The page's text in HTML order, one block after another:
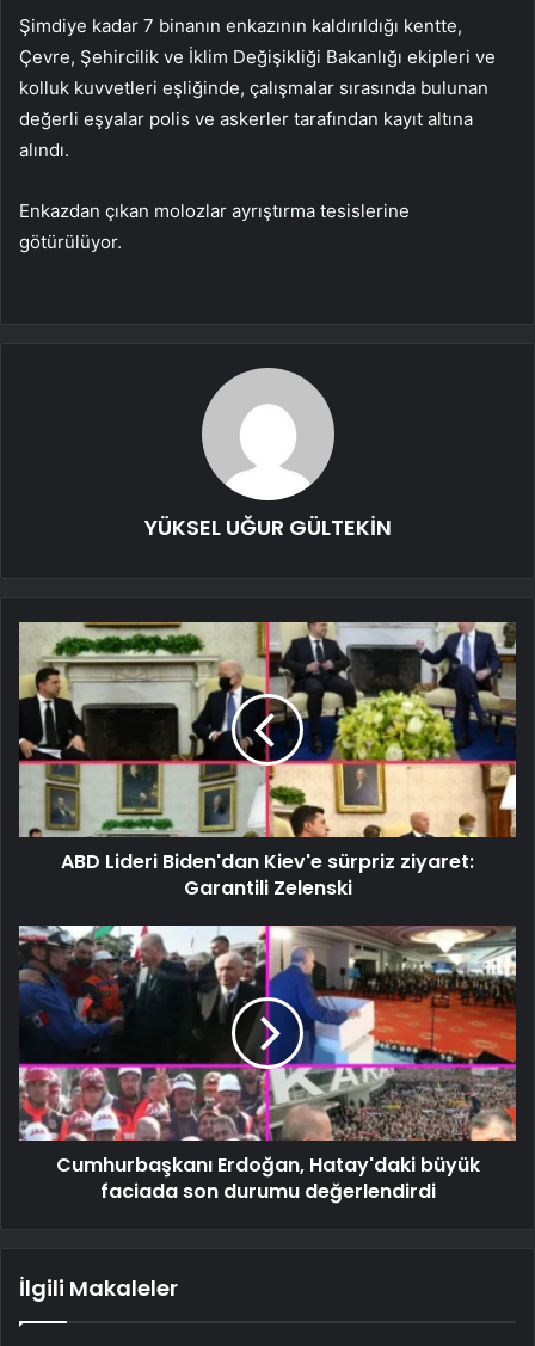
Şimdiye kadar 7 binanın enkazının kaldırıldığı kentte,
Çevre, Şehircilik ve İklim Değişikliği Bakanlığı ekipleri ve
kolluk kuvvetleri eşliğinde, çalışmalar sırasında bulunan
değerli eşyalar polis ve askerler tarafından kayıt altına
alındı.
Enkazdan çıkan molozlar ayrıştırma tesislerine
götürülüyor.
YÜKSEL UĞUR GÜLTEKİN
ABD Lideri Biden'dan Kiev'e sürpriz ziyaret:
Garantili Zelenski
Cumhurbaşkanı Erdoğan, Hatay'daki büyük
faciada son durumu değerlendirdi
İlgili Makaleler